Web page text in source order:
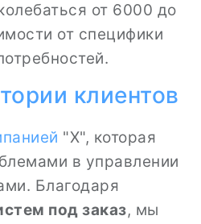
от 6000 до
от специфики
клиентов
"Х", которая
в управлении
Благодаря
под заказ, мы